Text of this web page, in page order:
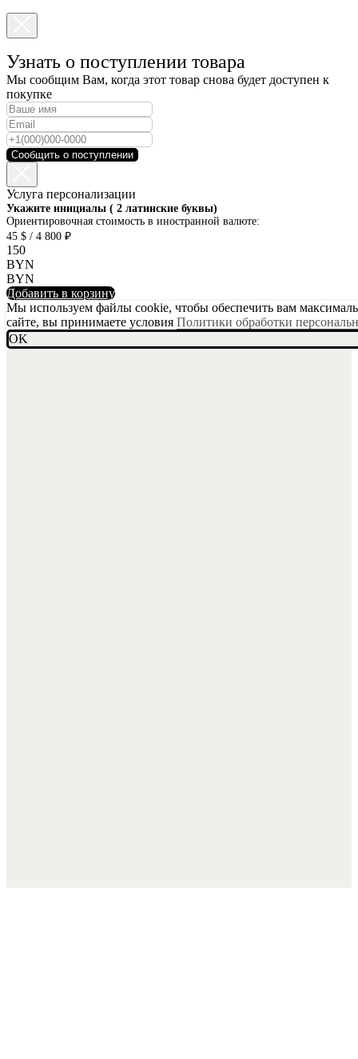
Узнать о поступлении товара
Мы сообщим Вам, когда этот товар снова будет доступен к
покупке
Сообщить о поступлении
Услуга персонализации
Укажите инициалы ( 2 латинские буквы)
Ориентировочная стоимость в иностранной валюте:
45 $ / 4 800 ₽
150
BYN
BYN
Добавить в корзину
Мы используем файлы cookie, чтобы обеспечить вам
сайте, вы принимаете условия Политики обработки
OK